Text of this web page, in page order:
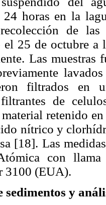
24 horas en la
de
el 25 de octubre
Las muestras
filtrados en
filtrantes de
retenido
nítrico y
[18]. Las
con
3100 (EUA).
sedimentos y